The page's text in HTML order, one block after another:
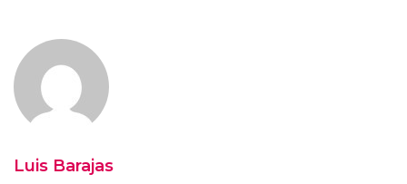
Luis Barajas